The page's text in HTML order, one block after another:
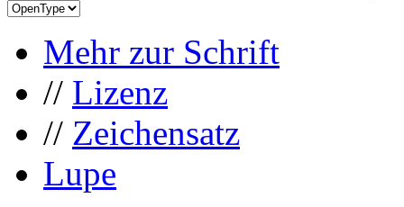
Mehr zur Schrift
// Lizenz
// Zeichensatz
Lupe